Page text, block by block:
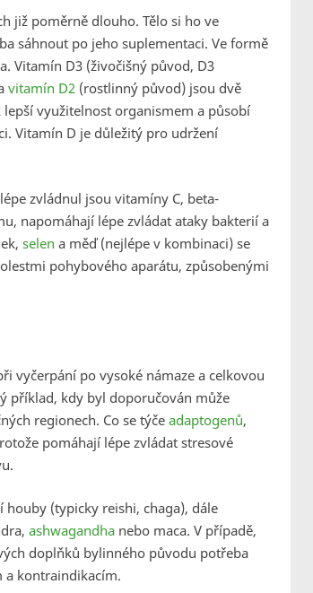
již poměrně dlouho. Tělo si ho ve
sáhnout po jeho suplementaci. Ve formě
Vitamín D3 (živočišný původ, D3
vitamín D2 (rostlinný původ) jsou dvě
využitelnost organismem a působí
Vitamín D je důležitý pro udržení
zvládnul jsou vitamíny C, beta-
napomáhají lépe zvládat ataky bakterií a
selen a měď (nejlépe v kombinaci) se
pohybového aparátu, způsobenými
vyčerpání po vysoké námaze a celkovou
příklad, kdy byl doporučován může
regionech. Co se týče adaptogenů,
pomáhají lépe zvládat stresové
(typicky reishi, chaga), dále
ashwagandha nebo maca. V případě,
doplňků bylinného původu potřeba
a kontraindikacím.